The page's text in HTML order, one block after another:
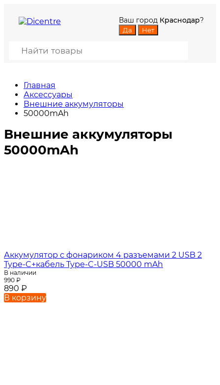
Ваш город Краснодар?
Главная
Аксессуары
Внешние аккумуляторы
50000mAh
Внешние аккумуляторы
50000mAh
Аккумулятор с фонариком 4 разъемами 2 USB 2
Type-C+кабель Type-C-USB 50000 mAh
В наличии
990 ₽
890 ₽
В корзину